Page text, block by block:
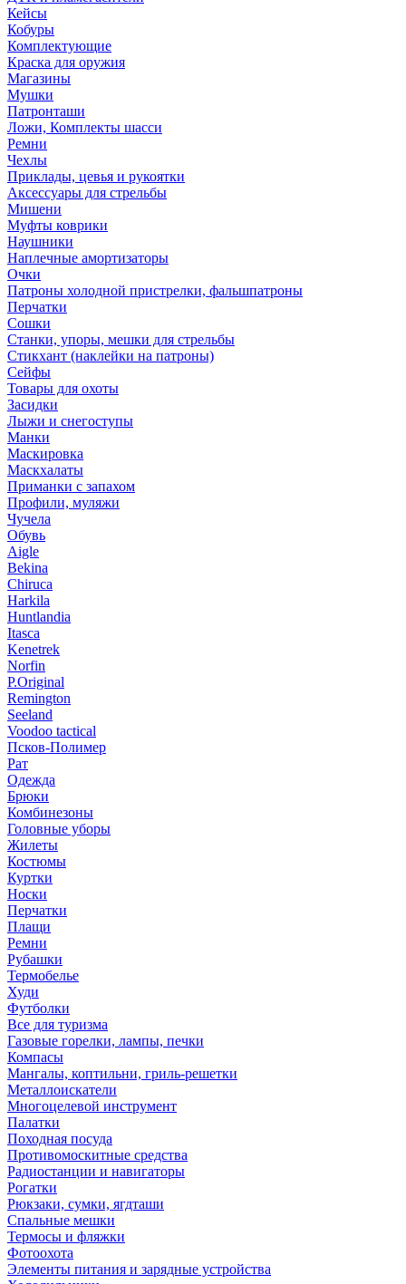
Кейсы
Кобуры
Комплектующие
Краска для оружия
Магазины
Мушки
Патронташи
Ложи, Комплекты шасси
Ремни
Чехлы
Приклады, цевья и рукоятки
Аксессуары для стрельбы
Мишени
Муфты коврики
Наушники
Наплечные амортизаторы
Очки
Патроны холодной пристрелки, фальшпатроны
Перчатки
Сошки
Станки, упоры, мешки для стрельбы
Стикхант (наклейки на патроны)
Сейфы
Товары для охоты
Засидки
Лыжи и снегоступы
Манки
Маскировка
Маскхалаты
Приманки с запахом
Профили, муляжи
Чучела
Обувь
Aigle
Bekina
Chiruсa
Harkila
Huntlandia
Itasca
Kenetrek
Norfin
P.Original
Remington
Seeland
Voodoo tactical
Псков-Полимер
Рат
Одежда
Брюки
Комбинезоны
Головные уборы
Жилеты
Костюмы
Куртки
Носки
Перчатки
Плащи
Ремни
Рубашки
Термобелье
Худи
Футболки
Все для туризма
Газовые горелки, лампы, печки
Компасы
Мангалы, коптильни, гриль-решетки
Металлоискатели
Многоцелевой инструмент
Палатки
Походная посуда
Противомоскитные средства
Радиостанции и навигаторы
Рогатки
Рюкзаки, сумки, ягдташи
Спальные мешки
Термосы и фляжки
Фотоохота
Элементы питания и зарядные устройства